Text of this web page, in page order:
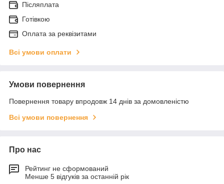
Післяплата
Готівкою
Оплата за реквізитами
Всі умови оплати
Умови повернення
Повернення товару впродовж 14 днів за домовленістю
Всі умови повернення
Про нас
Рейтинг не сформований
Менше 5 відгуків за останній рік